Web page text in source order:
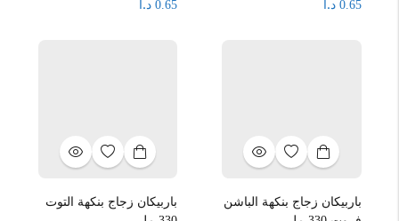
0.65 د.ا
0.65 د.ا
باربيكان زجاج بنكهة الباشن
باربيكان زجاج بنكهة التوت